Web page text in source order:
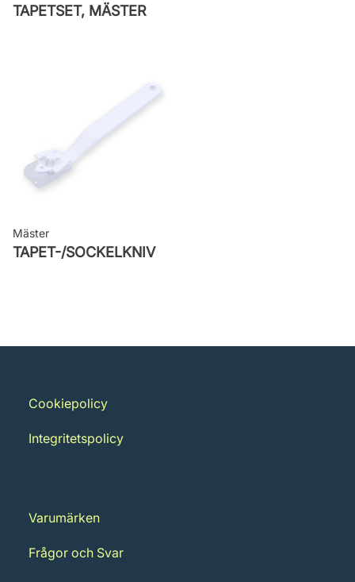
TAPETSET, MÄSTER
Mäster
TAPET-/SOCKELKNIV
Cookiepolicy
Integritetspolicy
Varumärken
Frågor och Svar